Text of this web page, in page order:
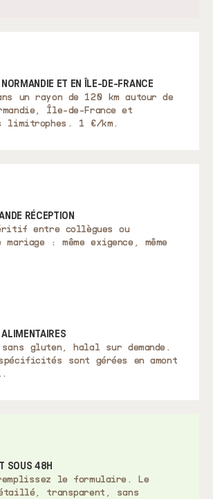
ET EN ÎLE-DE-FRANCE
un rayon de 120 km autour de
Île-de-France et
limitrophes. 1 €/km.
RÉCEPTION
entre collègues ou
: même exigence, même
gluten, halal sur demande.
sont gérées en amont
SOUS 48H
le formulaire. Le
transparent, sans